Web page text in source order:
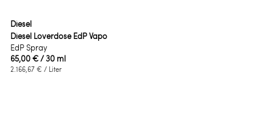
Diesel
Diesel Loverdose EdP Vapo
EdP Spray
65,00 €/ 30 ml
2.166,67 € / Liter